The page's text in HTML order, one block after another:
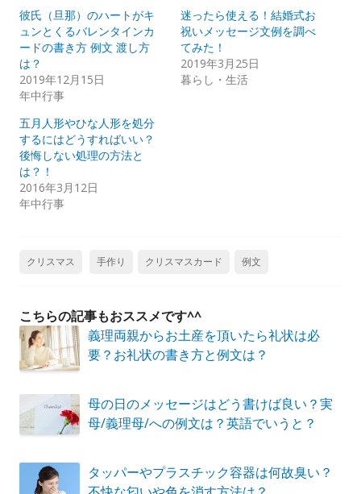
彼氏（旦那）のハートがキ
ュンとくるバレンタインカ
ードの書き方 例文 渡し方
は？
2019年12月15日
年中行事
迷ったら使える！結婚式お
祝いメッセージ文例を調べ
てみた！
2019年3月25日
暮らし・生活
五月人形やひな人形を処分
するにはどうすればいい？
後悔しない処理の方法と
は？！
2016年3月12日
年中行事
クリスマス 手作り クリスマスカード 例文
こちらの記事もおススメです^^
義理両親からお土産を頂いたら礼状は必
要？お礼状の書き方と例文は？
母の日のメッセージはどう書けば良い？実
母/義理母/への例文は？英語でいうと？
タッパーやプラスチック容器は何故臭い？